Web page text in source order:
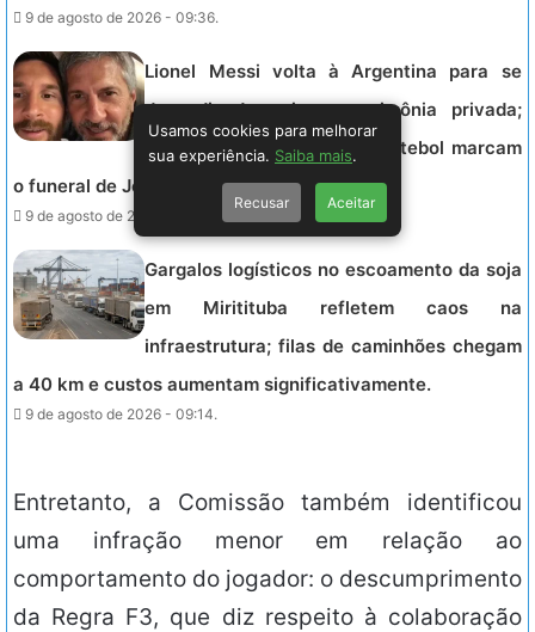
9 de agosto de 2026 - 09:36.
Lionel Messi volta à Argentina para se
despedir do pai em cerimônia privada;
homenagens do mundo do futebol marcam
o funeral de Jorge Messi.
9 de agosto de 2026 - 09:25.
Gargalos logísticos no escoamento da soja
em Miritituba refletem caos na
infraestrutura; filas de caminhões chegam
a 40 km e custos aumentam significativamente.
9 de agosto de 2026 - 09:14.
Entretanto, a Comissão também identificou
uma infração menor em relação ao
comportamento do jogador: o descumprimento
da Regra F3, que diz respeito à colaboração
Usamos cookies para melhorar
sua experiência. Saiba mais.
Recusar Aceitar